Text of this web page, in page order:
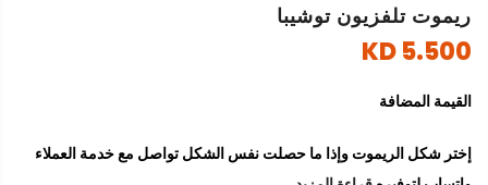
ريموت تلفزيون توشيبا
5.500 KD
القيمة المضافة
إختر شكل الريموت وإذا ما حصلت نفس الشكل تواصل مع خدمة العملاء